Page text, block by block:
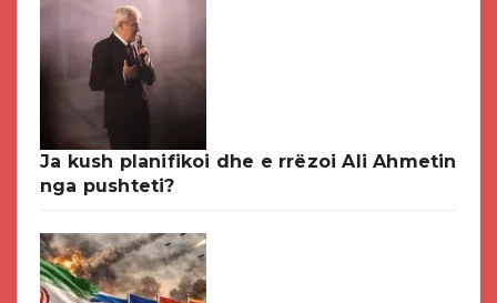
Ja kush planifikoi dhe e rrëzoi Ali Ahmetin
nga pushteti?